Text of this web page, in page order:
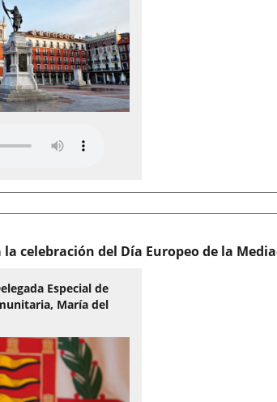
celebración del Día Europeo de la
Especial de
María del